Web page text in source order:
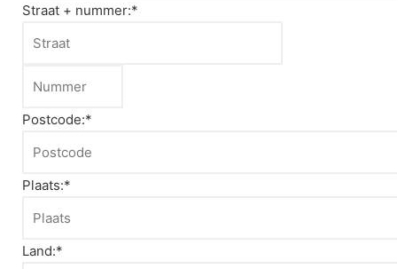
Straat + nummer:*
Postcode:*
Plaats:*
Land:*